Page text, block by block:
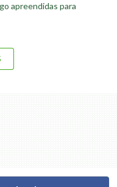
apreendidas para